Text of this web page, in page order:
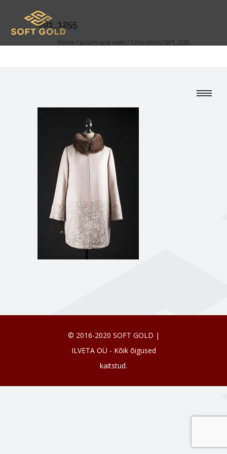
001_1255
Home / Jackets and coats / Collections / 001_1255
© 2016-2020 SOFT GOLD |
ILVETA OÜ - Kõik õigused
kaitstud.